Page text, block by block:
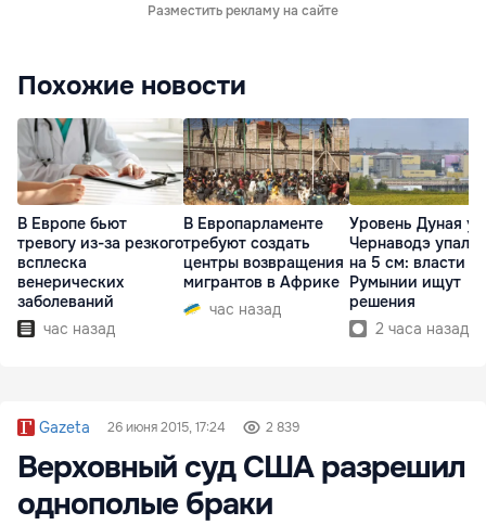
Разместить рекламу на сайте
Похожие новости
В Европе бьют
тревогу из-за резкого
всплеска
венерических
заболеваний
час назад
В Европарламенте
требуют создать
центры возвращения
мигрантов в Африке
час назад
Уровень Дуная у
Чернаводэ упал
на 5 см: власти
Румынии ищут
решения
2 часа назад
Gazeta 26 июня 2015, 17:24 2 839
Верховный суд США разрешил
однополые браки